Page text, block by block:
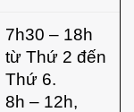
7h30 – 18h
từ Thứ 2 đến
Thứ 6.
8h – 12h,